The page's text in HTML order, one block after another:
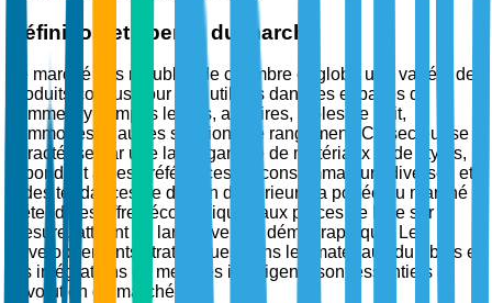
Définition et aperçu du marché
Le marché des meubles de chambre englobe une variété de
produits conçus pour être utilisés dans les espaces de
sommeil, y compris les lits, armoires, tables de nuit,
commodes et autres solutions de rangement. Ce secteur se
caractérise par une large gamme de matériaux et de styles,
répondant à des préférences de consommateurs diverses et
à des tendances de design d'intérieur. La portée du marché
s'étend des offres économiques aux pièces de luxe sur
mesure, attirant un large éventail démographique. Les
développements stratégiques dans les matériaux durables et
les intégrations de meubles intelligents sont essentiels à
l'évolution du marché.